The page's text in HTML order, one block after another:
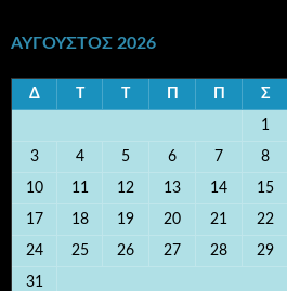
ΑΎΓΟΥΣΤΟΣ 2026
Δ Σ
1
3 4 5 6 7 8
10 11 12 13 14 15
17 18 19 20 21 22
24 25 26 27 28 29
31